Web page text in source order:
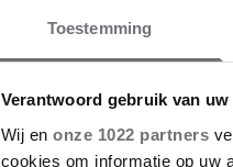
Toestemming
Verantwoord gebruik van uw
Wij en onze 1022 partners
cookies om informatie op uw